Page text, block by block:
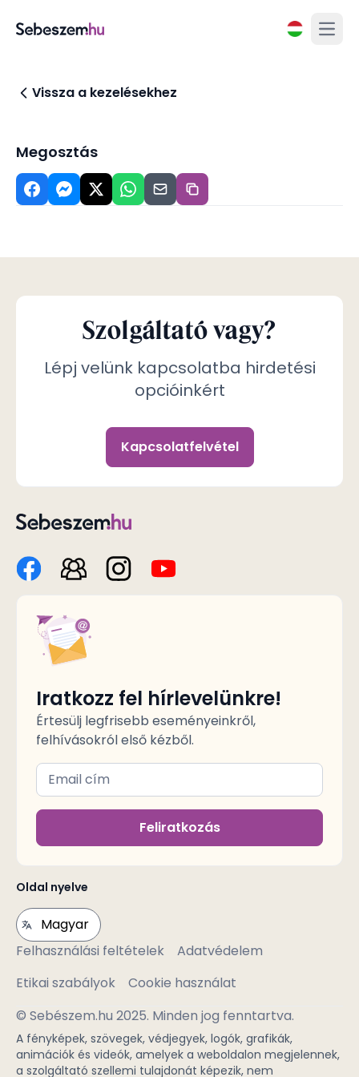
Vissza a kezelésekhez
Megosztás
Szolgáltató vagy?
Lépj velünk kapcsolatba hirdetési
opcióinkért
Kapcsolatfelvétel
Iratkozz fel hírlevelünkre!
Értesülj legfrisebb eseményeinkről,
felhívásokról első kézből.
Feliratkozás
Oldal nyelve
Felhasználási feltételek
Adatvédelem
Etikai szabályok
Cookie használat
© Sebészem.hu 2025. Minden jog fenntartva.
A fényképek, szövegek, védjegyek, logók, grafikák,
animációk és videók, amelyek a weboldalon megjelennek,
a szolgáltató szellemi tulajdonát képezik, nem